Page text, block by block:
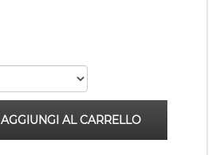
AGGIUNGI AL CARRELLO